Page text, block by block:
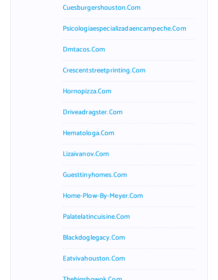
Cuesburgershouston.com
Psicologiaespecializadaencampeche.com
Dmtacos.com
Crescentstreetprinting.com
Hornopizza.com
Driveadragster.com
Hematologa.com
Lizaivanov.com
Guesttinyhomes.com
Home-Plow-By-Meyer.com
Palatelatincuisine.com
Blackdoglegacy.com
Eatvivahouston.com